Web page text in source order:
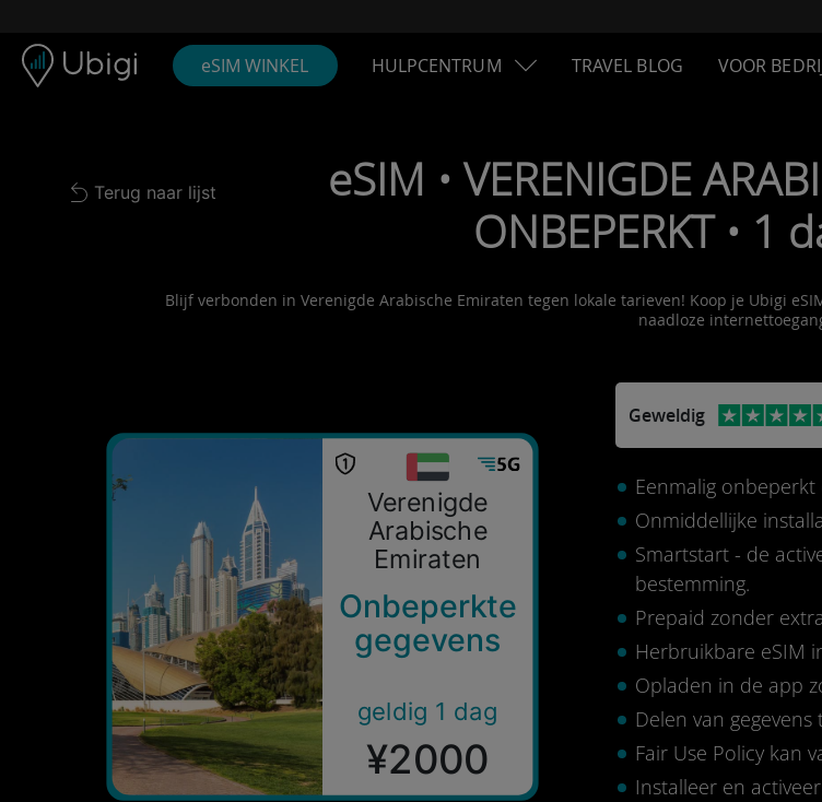
eSIM WINKEL HULPCENTRUM TRAVEL BLOG VOOR
Back to list
Terug naar lijst
eSIM • VERENIGDE
ONBEPERKT • 1
Blijf verbonden in Verenigde Arabische Emiraten tegen lokale tarieven! Koop je Ubigi
naadloze
Verenigde
Arabische
Emiraten
Onbeperkte
gegevens
geldig 1 dag
¥2000
Geweldig
Eenmalig
Onmiddellijke
Smartstart - de
bestemming.
Prepaid zonder
Herbruikbare eSIM
Opladen in de app
Delen van gegevens
Fair Use Policy kan
Installeer en